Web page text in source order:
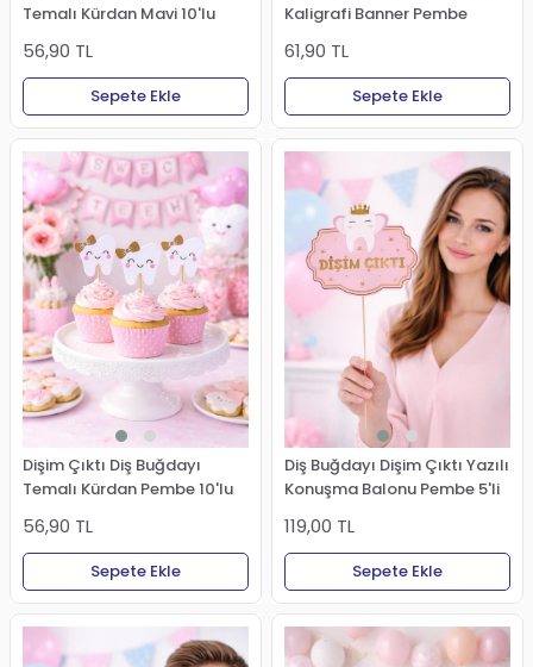
Temalı Kürdan Mavi 10'lu
56,90 TL
Sepete Ekle
Kaligrafi Banner Pembe
61,90 TL
Sepete Ekle
Dişim Çıktı Diş Buğdayı
Temalı Kürdan Pembe 10'lu
56,90 TL
Sepete Ekle
Diş Buğdayı Dişim Çıktı Yazılı
Konuşma Balonu Pembe 5'li
119,00 TL
Sepete Ekle